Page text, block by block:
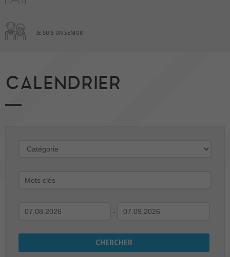
JE SUIS UN SENIOR
CALENDRIER
-